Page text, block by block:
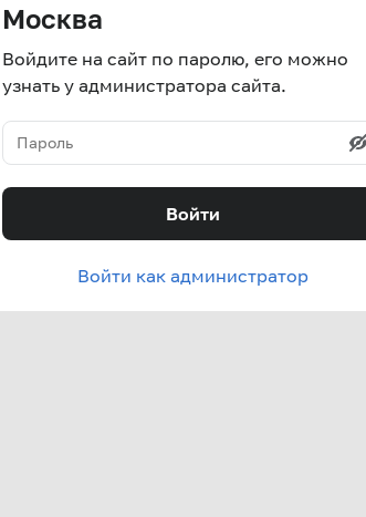
Москва
Войдите на сайт по паролю, его можно
узнать у администратора сайта.
Войти
Войти как администратор